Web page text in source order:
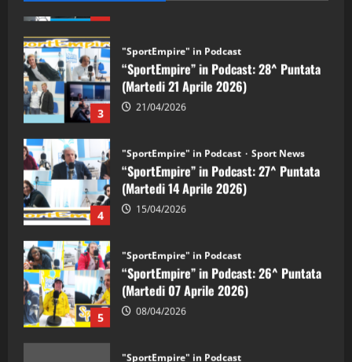
3
“SportEmpire” in Podcast: 28^ Puntata
(Martedi 21 Aprile 2026)
21/04/2026
4
“SportEmpire” in Podcast: 27^ Puntata
(Martedi 14 Aprile 2026)
15/04/2026
5
“SportEmpire” in Podcast: 26^ Puntata
(Martedi 07 Aprile 2026)
08/04/2026
“SportEmpire” in Podcast: 30^ Puntata